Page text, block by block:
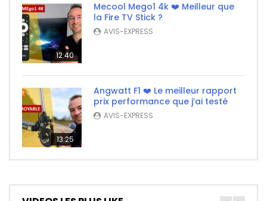
12:40
Mecool Mego1 4k ❤️ Meilleur que
la Fire TV Stick ?
AVIS-EXPRESS
13:25
Angwatt F1 ❤️ Le meilleur rapport
prix performance que j’ai testé
AVIS-EXPRESS